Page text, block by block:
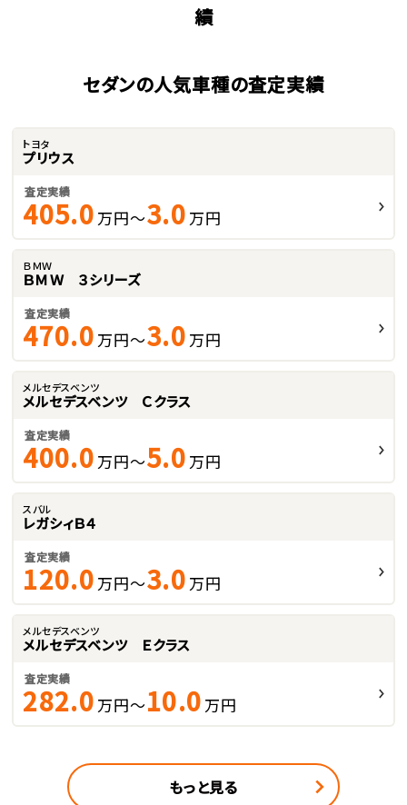
績
セダンの人気車種の査定実績
トヨタ
プリウス
査定実績
405.0 万円～3.0 万円
ＢＭＷ
ＢＭＷ ３シリーズ
査定実績
470.0 万円～3.0 万円
メルセデスベンツ
メルセデスベンツ Ｃクラス
査定実績
400.0 万円～5.0 万円
スバル
レガシィＢ４
査定実績
120.0 万円～3.0 万円
メルセデスベンツ
メルセデスベンツ Ｅクラス
査定実績
282.0 万円～10.0 万円
もっと見る